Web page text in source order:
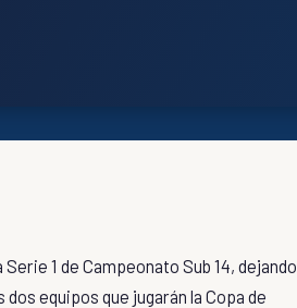
1 de Campeonato Sub 14, dejando
equipos que jugarán la Copa de